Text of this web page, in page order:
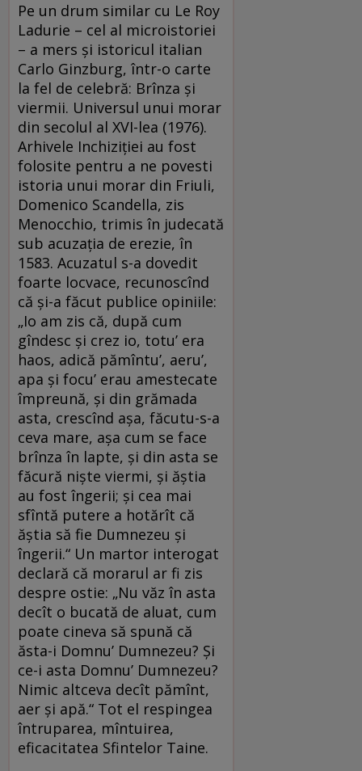
Pe un drum similar cu Le Roy
Ladurie – cel al microistoriei
– a mers și istoricul italian
Carlo Ginzburg, într-o carte
la fel de celebră: Brînza și
viermii. Universul unui morar
din secolul al XVI-lea (1976).
Arhivele Inchiziției au fost
folosite pentru a ne povesti
istoria unui morar din Friuli,
Domenico Scandella, zis
Menocchio, trimis în judecată
sub acuzația de erezie, în
1583. Acuzatul s-a dovedit
foarte locvace, recunoscînd
că și-a făcut publice opiniile:
„Io am zis că, după cum
gîndesc și crez io, totu’ era
haos, adică pămîntu’, aeru’,
apa și focu’ erau amestecate
împreună, și din grămada
asta, crescînd așa, făcutu-s-a
ceva mare, așa cum se face
brînza în lapte, și din asta se
făcură niște viermi, și ăștia
au fost îngerii; și cea mai
sfîntă putere a hotărît că
ăștia să fie Dumnezeu și
îngerii.“ Un martor interogat
declară că morarul ar fi zis
despre ostie: „Nu văz în asta
decît o bucată de aluat, cum
poate cineva să spună că
ăsta-i Domnu’ Dumnezeu? Și
ce-i asta Domnu’ Dumnezeu?
Nimic altceva decît pămînt,
aer și apă.“ Tot el respingea
întruparea, mîntuirea,
eficacitatea Sfintelor Taine.